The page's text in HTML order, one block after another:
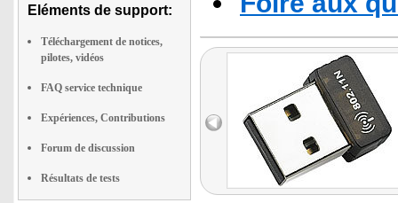
Eléments de support:
Téléchargement de notices,
pilotes, vidéos
FAQ service technique
Expériences, Contributions
Forum de discussion
Résultats de tests